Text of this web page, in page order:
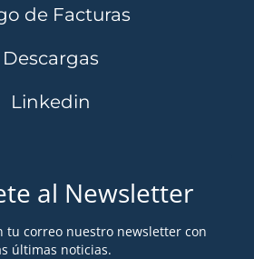
de Facturas
Descargas
Linkedin
al Newsletter
tu correo nuestro newsletter con
últimas noticias.